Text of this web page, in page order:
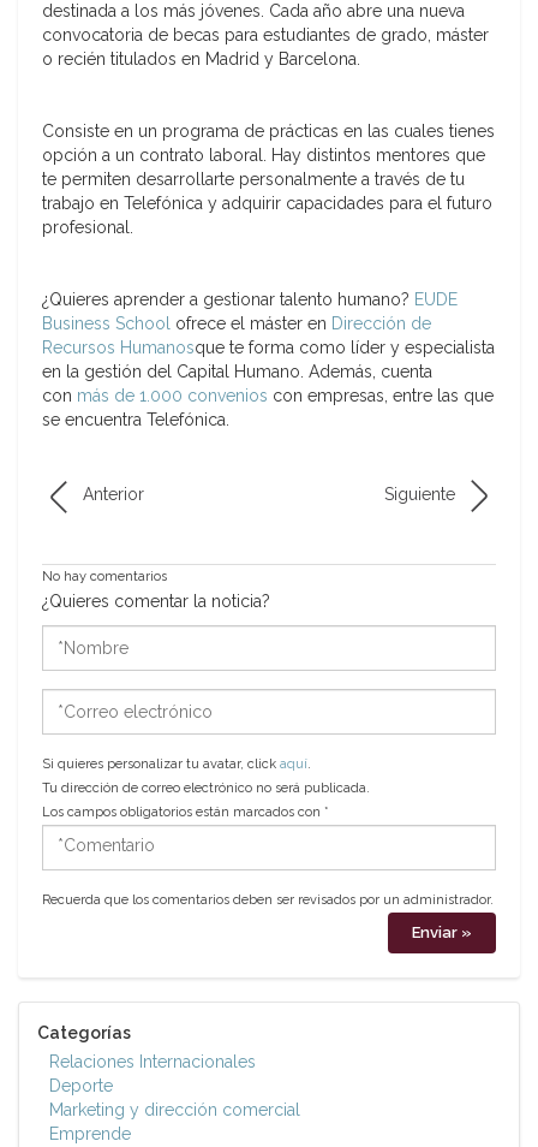
destinada a los más jóvenes. Cada año abre una nueva
convocatoria de becas para estudiantes de grado, máster
o recién titulados en Madrid y Barcelona.
Consiste en un programa de prácticas en las cuales tienes
opción a un contrato laboral. Hay distintos mentores que
te permiten desarrollarte personalmente a través de tu
trabajo en Telefónica y adquirir capacidades para el futuro
profesional.
¿Quieres aprender a gestionar talento humano? EUDE
Business School
ofrece el máster en Dirección de
Recursos Humanosque te forma como líder y especialista
en la gestión del Capital Humano. Además, cuenta
con más de 1.000 convenios con empresas, entre las que
se encuentra Telefónica.
Anterior Siguiente
No hay comentarios
¿Quieres comentar la noticia?
electrónico
Si quieres personalizar tu avatar, click aquí.
Tu dirección de correo electrónico no será publicada.
Los campos obligatorios están marcados con *
*Comentario
Recuerda que los comentarios deben ser revisados por un administrador.
Categorías
Relaciones Internacionales
Deporte
Marketing y dirección comercial
Emprende